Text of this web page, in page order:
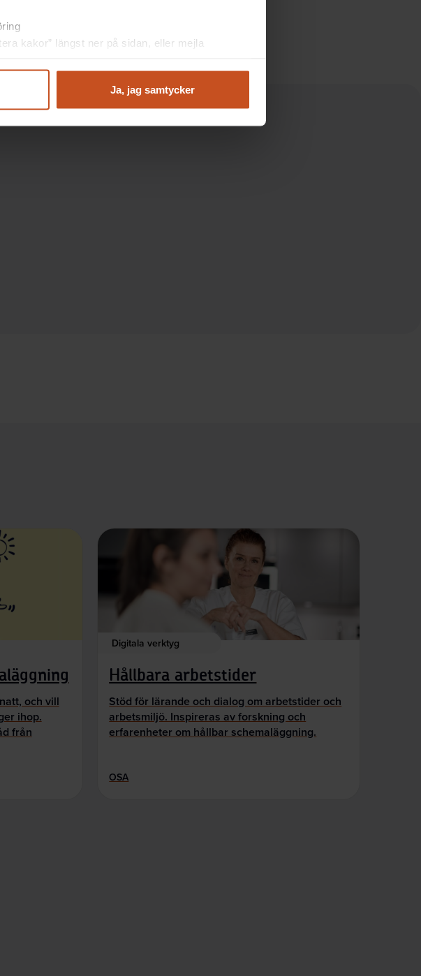
kakor” längst ner på sidan, eller mejla
Ja, jag samtycker
och vill
ihop.
från
Digitala verktyg
Hållbara arbetstider
Stöd för lärande och dialog om arbetstider och
arbetsmiljö. Inspireras av forskning och
erfarenheter om hållbar schemaläggning.
OSA